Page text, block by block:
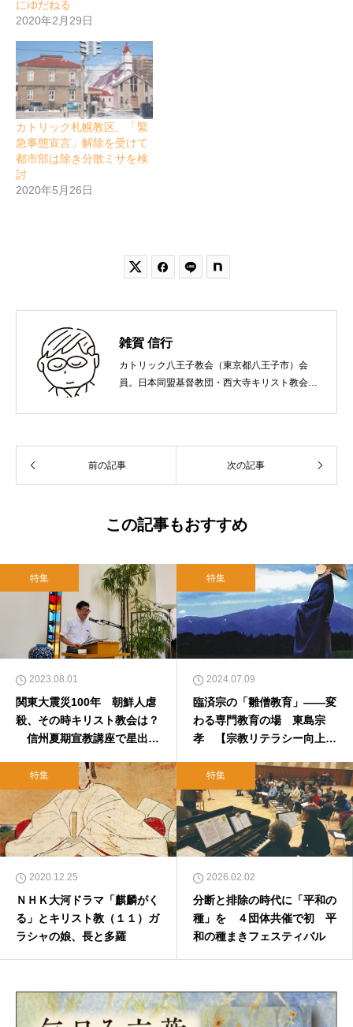
にゆだねる
2020年2月29日
カトリック札幌教区、「緊
急事態宣言」解除を受けて
都市部は除き分散ミサを検
討
2020年5月26日
 
雑賀 信行
カトリック八王子教会（東京都八王子市）会
員。日本同盟基督教団・西大寺キリスト教会
れ。関西学院大学社会学部卒業。９０年代、い
て、雜賀編集工房として独立。
前の記事 次の記事
この記事もおすすめ
特集
2023.08.01
関東大震災100年 朝鮮人虐
殺、その時キリスト教会は？
信州夏期宣教講座で星出氏
特集
2024.07.09
臨済宗の「雛僧教育」――変
わる専門教育の場 東島宗
孝 【宗教リテラシー向上委
特集
2020.12.25
ＮＨＫ大河ドラマ「麒麟がく
る」とキリスト教（１１）ガ
ラシャの娘、長と多羅
特集
2026.02.02
分断と排除の時代に「平和の
種」を ４団体共催で初 平
和の種まきフェスティバル